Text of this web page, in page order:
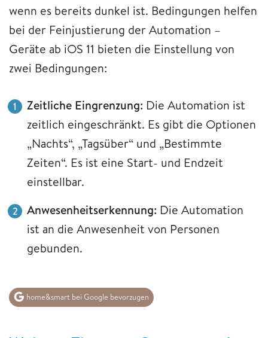
wenn es bereits dunkel ist. Bedingungen helfen
bei der Feinjustierung der Automation –
Geräte ab iOS 11 bieten die Einstellung von
zwei Bedingungen:
Zeitliche Eingrenzung: Die Automation ist
zeitlich eingeschränkt. Es gibt die Optionen
„Nachts“, „Tagsüber“ und „Bestimmte
Zeiten“. Es ist eine Start- und Endzeit
einstellbar.
Anwesenheitserkennung: Die Automation
ist an die Anwesenheit von Personen
gebunden.
home&smart bei Google bevorzugen